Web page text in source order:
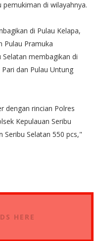
di wilayahnya.
di Pulau Kelapa,
Pulau Pramuka
membagikan di
dan Pulau Untung
dengan rincian Polres
Kepulauan Seribu
Seribu Selatan 550 pcs,"
HERE